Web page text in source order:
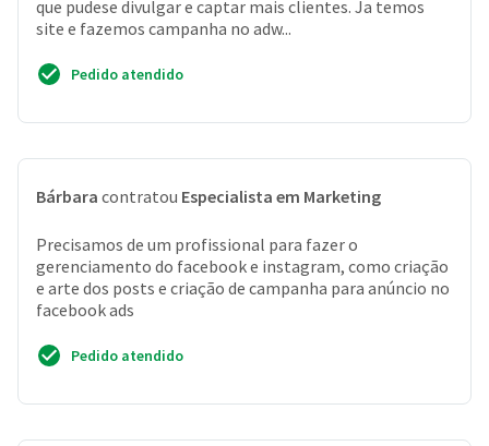
que pudese divulgar e captar mais clientes. Ja temos
site e fazemos campanha no adw...
Pedido atendido
Bárbara contratou Especialista em Marketing
Precisamos de um profissional para fazer o
gerenciamento do facebook e instagram, como criação
e arte dos posts e criação de campanha para anúncio no
facebook ads
Pedido atendido